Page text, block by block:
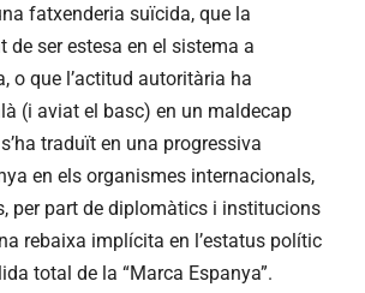
fatxenderia suïcida, que la
de ser estesa en el sistema a
o que l’actitud autoritària ha
(i aviat el basc) en un maldecap
traduït en una progressiva
en els organismes internacionals,
per part de diplomàtics i institucions
rebaixa implícita en l’estatus polític
total de la “Marca Espanya”.